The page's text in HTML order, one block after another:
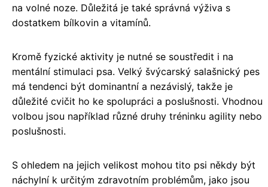
na volné noze. Důležitá je také správná výživa s
dostatkem bílkovin a vitamínů.
Kromě fyzické aktivity je nutné se soustředit i na
mentální stimulaci psa. Velký švýcarský salašnický pes
má tendenci být dominantní a nezávislý, takže je
důležité cvičit ho ke spolupráci a poslušnosti. Vhodnou
volbou jsou například různé druhy tréninku agility nebo
poslušnosti.
S ohledem na jejich velikost mohou tito psi někdy být
náchylní k určitým zdravotním problémům, jako jsou